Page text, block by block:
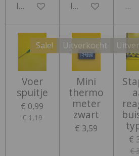
In winkelwagenIn winkelwagen
Sale!
Voer
spuitje
€ 0,99
€ 1,19
Uitverkocht
Mini
thermo
meter
zwart
€ 3,59
€
€